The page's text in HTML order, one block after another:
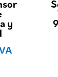
y